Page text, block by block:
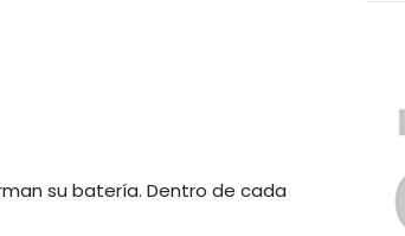
su batería. Dentro de cada